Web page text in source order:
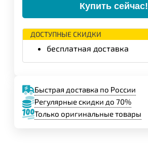
Купить сейчас!
ДОСТУПНЫЕ СКИДКИ
бесплатная доставка
Быстрая доставка по России
Регулярные скидки до 70%
Только оригинальные товары